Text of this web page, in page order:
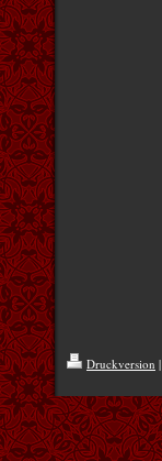
Druckversion |